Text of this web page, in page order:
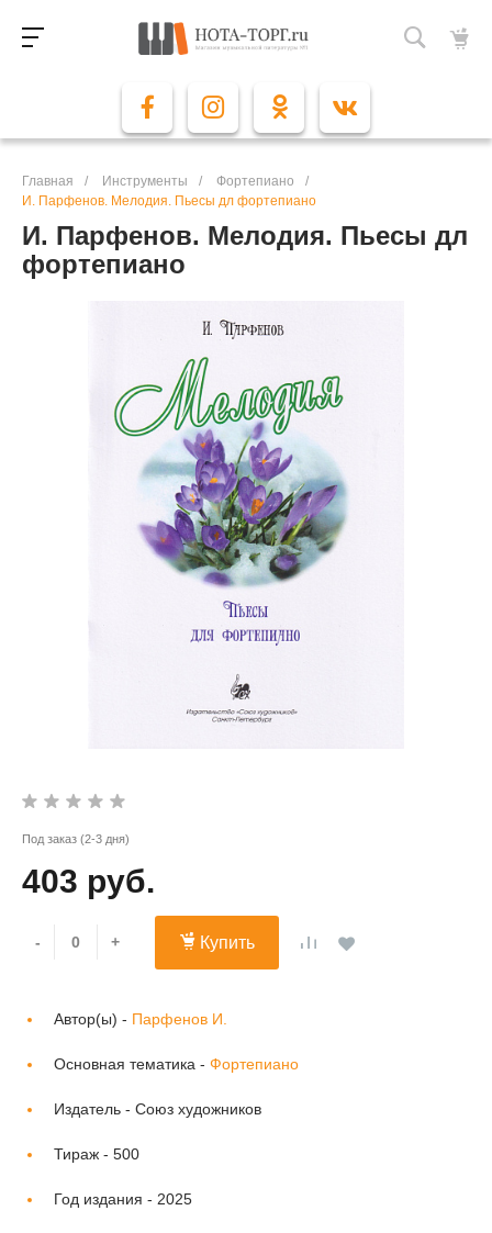
Главная / Инструменты / Фортепиано
/
И. Парфенов. Мелодия. Пьесы дл фортепиано
И. Парфенов. Мелодия. Пьесы дл
фортепиано
Под заказ (2-3 дня)
403 руб.
- + Купить
Автор(ы) - Парфенов И.
Основная тематика - Фортепиано
Издатель - Союз художников
Тираж - 500
Год издания - 2025